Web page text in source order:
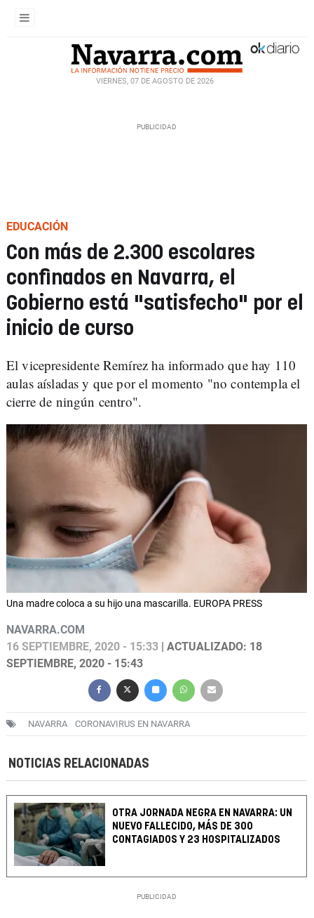
VIERNES, 07 DE AGOSTO DE 2026
EDUCACIÓN
Con más de 2.300 escolares
confinados en Navarra, el
Gobierno está "satisfecho" por el
inicio de curso
El vicepresidente Remírez ha informado que hay 110
aulas aísladas y que por el momento "no contempla el
cierre de ningún centro".
Una madre coloca a su hijo una mascarilla. EUROPA PRESS
NAVARRA.COM
16 SEPTIEMBRE, 2020 - 15:33 | ACTUALIZADO: 18
SEPTIEMBRE, 2020 - 15:43
NAVARRA CORONAVIRUS EN NAVARRA
NOTICIAS RELACIONADAS
OTRA JORNADA NEGRA EN NAVARRA: UN
NUEVO FALLECIDO, MÁS DE 300
CONTAGIADOS Y 23 HOSPITALIZADOS